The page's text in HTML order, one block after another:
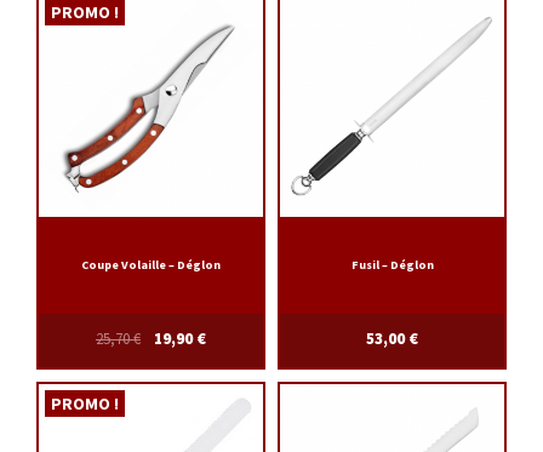
Coupe Volaille – Déglon
PROMO !
25,70€ 19,90€
Fusil – Déglon
53,00€
PROMO !